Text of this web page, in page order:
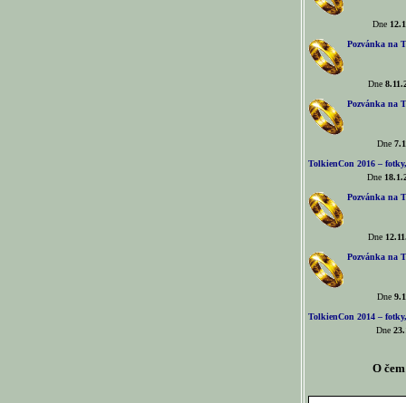
Dne
Pozvánka na
Dne
Pozvánka na
Dne
TolkienCon 2016 –
Dne
Pozvánka na
Dne
Pozvánka na
Dne
TolkienCon 2014 –
Dne
O